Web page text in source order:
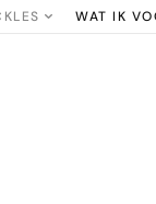
WAT IK